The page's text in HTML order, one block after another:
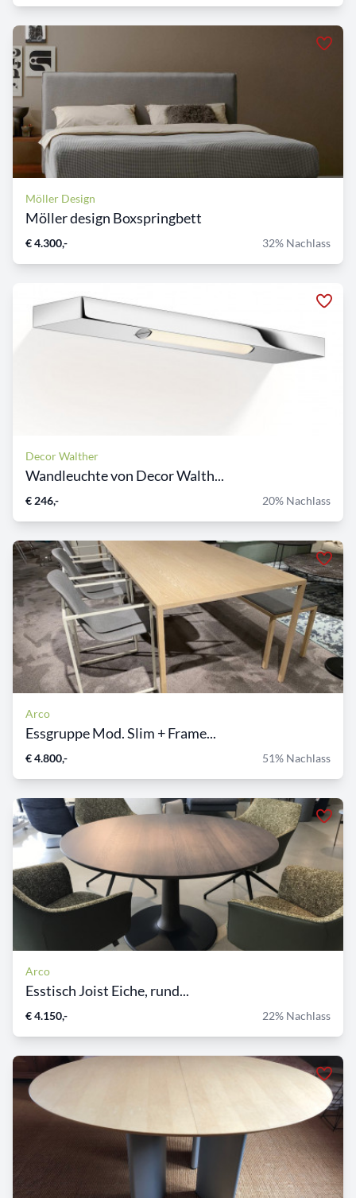
Möller Design
Möller design Boxspringbett
€ 4.300,- 32% Nachlass
Decor Walther
Wandleuchte von Decor Walth...
€ 246,- 20% Nachlass
Arco
Essgruppe Mod. Slim + Frame...
€ 4.800,- 51% Nachlass
Arco
Esstisch Joist Eiche, rund...
€ 4.150,- 22% Nachlass